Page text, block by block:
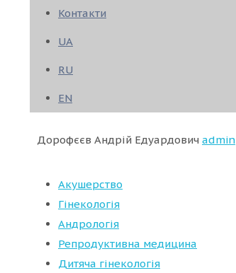
Контакти
UA
RU
EN
Дорофєєв Андрій Едуардович admin
Акушерство
Гінекологія
Андрологія
Репродуктивна медицина
Дитяча гінекологія